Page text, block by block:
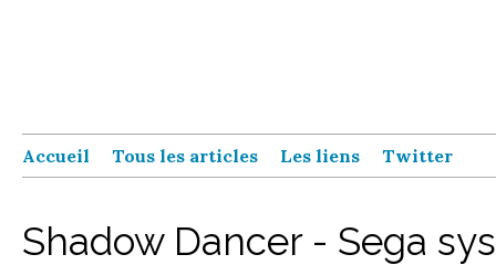
Accueil Tous les articles Les liens Twitter
Shadow Dancer - Sega